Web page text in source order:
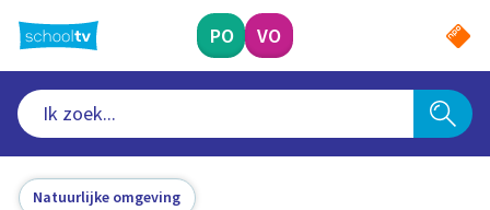
naar
hoofdinhoud
PO VO
Natuurlijke omgeving